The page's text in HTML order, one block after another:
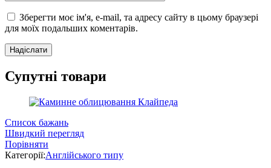
Зберегти моє ім'я, e-mail, та адресу сайту в цьому браузері
для моїх подальших коментарів.
Супутні товари
Список бажань
Швидкий перегляд
Порівняти
Категорії:Англійського типу